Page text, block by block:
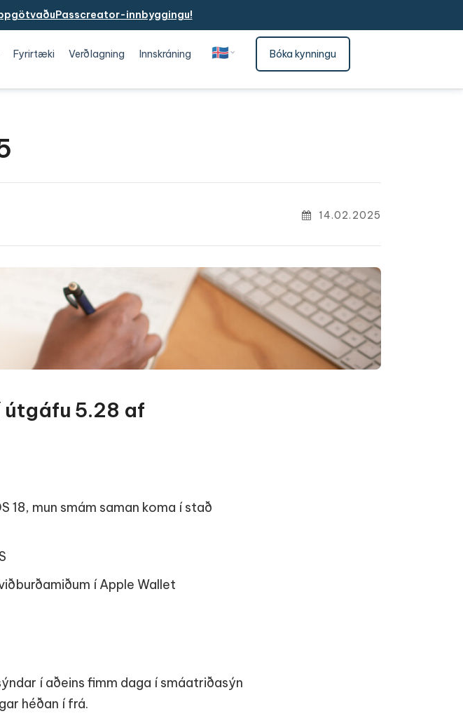
innbyggingu!
Fyrirtæki Verðlagning Innskráning 🇮🇸Íslenska Bóka kynningu
14.02.2025
5.28 af
18, mun smám saman koma í stað
í Apple Wallet
í aðeins fimm daga í smáatriðasýn
héðan í frá.